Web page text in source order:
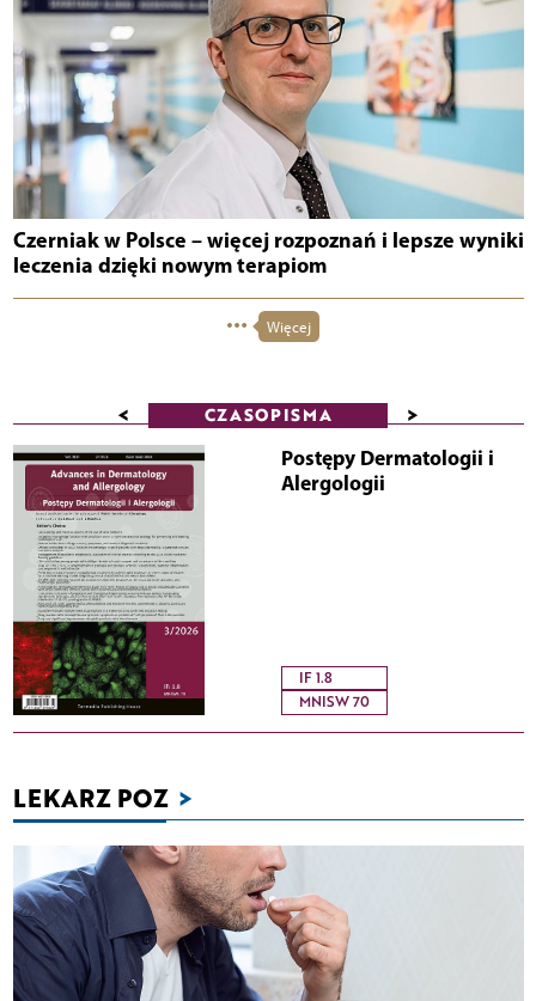
Czerniak w Polsce – więcej rozpoznań i lepsze wyniki
leczenia dzięki nowym terapiom
Więcej
< CZASOPISMA >
Postępy Dermatologii i
Alergologii
IF 1.8
MNISW 70
LEKARZ POZ >